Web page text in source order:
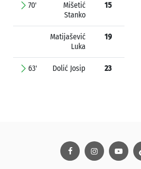
70'
Mišetić
Stanko
15
Matijašević
Luka
19
63' Dolić Josip 23